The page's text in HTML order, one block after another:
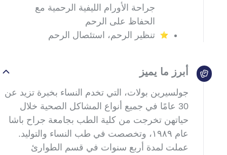
جراحة الأورام الليفية الرحمية مع
الحفاظ على الرحم
تنظير الرحم، استئصال الرحم
أبرز ما يميز
جولسيرين بولات، التي تخدم النساء بخبرة تزيد عن
30 عامًا في جميع أنواع المشاكل الصحية خلال
حياتهن تخرجت من كلية الطب بجامعة جراح باشا
عام ١٩٨٩، وتخصصت في طب النساء والتوليد.
عملت لمدة أربع سنوات في قسم الطوارئ